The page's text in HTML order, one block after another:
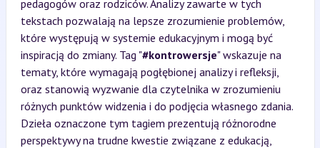
pedagogów oraz rodziców. Analizy zawarte w tych
tekstach pozwalają na lepsze zrozumienie problemów,
które występują w systemie edukacyjnym i mogą być
inspiracją do zmiany. Tag "#kontrowersje" wskazuje na
tematy, które wymagają pogłębionej analizy i refleksji,
oraz stanowią wyzwanie dla czytelnika w zrozumieniu
różnych punktów widzenia i do podjęcia własnego zdania.
Dzieła oznaczone tym tagiem prezentują różnorodne
perspektywy na trudne kwestie związane z edukacją,